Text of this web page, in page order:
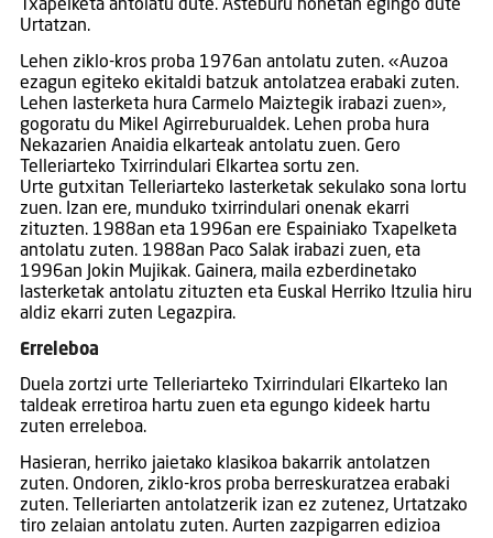
Txapelketa antolatu dute. Asteburu honetan egingo dute
Urtatzan.
Lehen ziklo-kros proba 1976an antolatu zuten. «Auzoa
ezagun egiteko ekitaldi batzuk antolatzea erabaki zuten.
Lehen lasterketa hura Carmelo Maiztegik irabazi zuen»,
gogoratu du Mikel Agirreburualdek. Lehen proba hura
Nekazarien Anaidia elkarteak antolatu zuen. Gero
Telleriarteko Txirrindulari Elkartea sortu zen.
Urte gutxitan Telleriarteko lasterketak sekulako sona lortu
zuen. Izan ere, munduko txirrindulari onenak ekarri
zituzten. 1988an eta 1996an ere Espainiako Txapelketa
antolatu zuten. 1988an Paco Salak irabazi zuen, eta
1996an Jokin Mujikak. Gainera, maila ezberdinetako
lasterketak antolatu zituzten eta Euskal Herriko Itzulia hiru
aldiz ekarri zuten Legazpira.
Erreleboa
Duela zortzi urte Telleriarteko Txirrindulari Elkarteko lan
taldeak erretiroa hartu zuen eta egungo kideek hartu
zuten erreleboa.
Hasieran, herriko jaietako klasikoa bakarrik antolatzen
zuten. Ondoren, ziklo-kros proba berreskuratzea erabaki
zuten. Telleriarten antolatzerik izan ez zutenez, Urtatzako
tiro zelaian antolatu zuten. Aurten zazpigarren edizioa